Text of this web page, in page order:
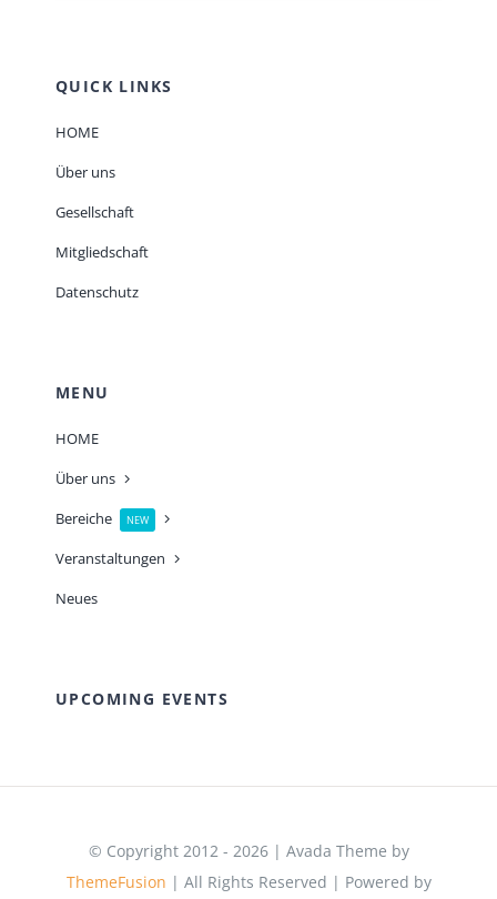
QUICK LINKS
HOME
Über uns
Gesellschaft
Mitgliedschaft
Datenschutz
MENU
HOME
Über uns
Bereiche
NEW
Veranstaltungen
Neues
UPCOMING EVENTS
© Copyright 2012 - 2026 | Avada Theme by
ThemeFusion | All Rights Reserved | Powered by